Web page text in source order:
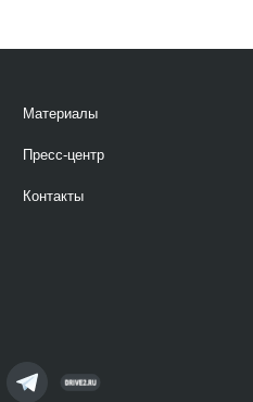
Материалы
Пресс-центр
Контакты